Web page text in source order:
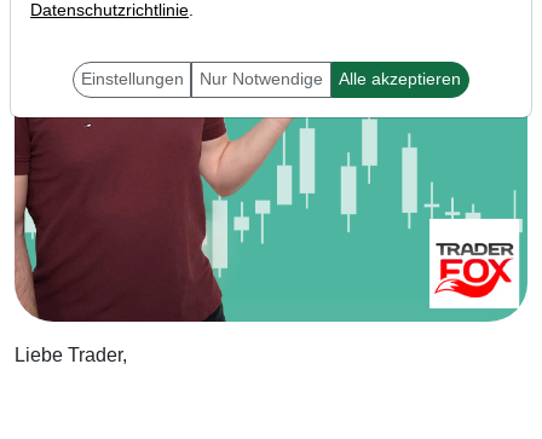
Liebe Trader,
Datenschutzrichtlinie.
Einstellungen Nur Notwendige Alle akzeptieren